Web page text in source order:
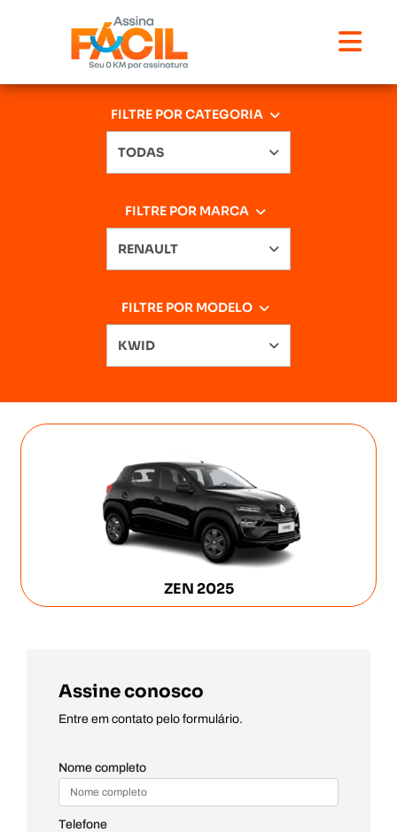
FILTRE POR CATEGORIA
TODAS
FILTRE POR MARCA
RENAULT
FILTRE POR MODELO
KWID
ZEN 2025
Assine conosco
Entre em contato pelo formulário.
Nome completo
Telefone